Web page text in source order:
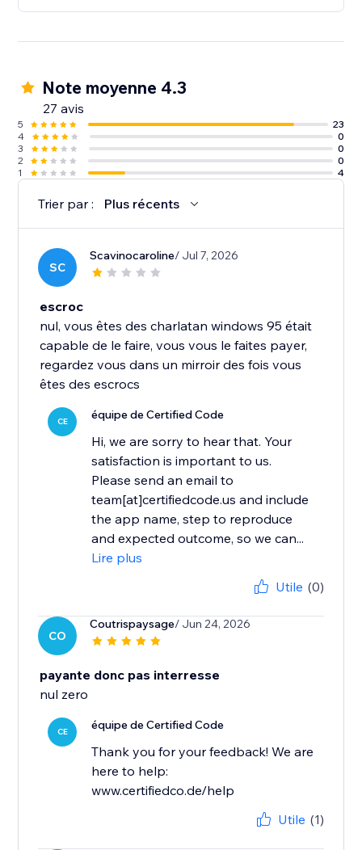
Note moyenne 4.3
27 avis
5
23
4
0
3
0
2
0
1
4
Trier par : Plus récents
SC
Scavinocaroline/ Jul 7, 2026
escroc
nul, vous êtes des charlatan windows 95 était
capable de le faire, vous vous le faites payer,
regardez vous dans un mirroir des fois vous
êtes des escrocs
CE équipe de Certified Code
Hi, we are sorry to hear that. Your
satisfaction is important to us.
Please send an email to
team[at]certifiedcode.us and include
the app name, step to reproduce
and expected outcome, so we can...
Lire plus
Utile (0)
CO
Coutrispaysage/ Jun 24, 2026
payante donc pas interresse
nul zero
CE équipe de Certified Code
Thank you for your feedback! We are
here to help:
www.certifiedco.de/help
Utile (1)